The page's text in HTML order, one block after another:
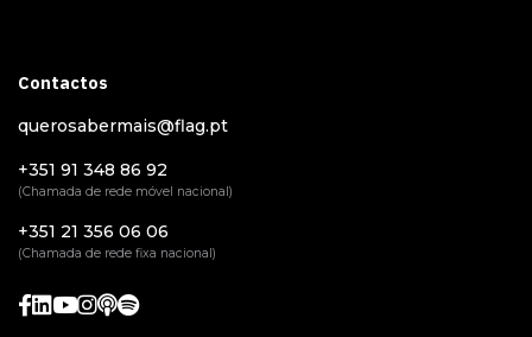
Contactos
querosabermais@flag.pt
+351 91 348 86 92
(Chamada de rede móvel nacional)
+351 21 356 06 06
(Chamada de rede fixa nacional)